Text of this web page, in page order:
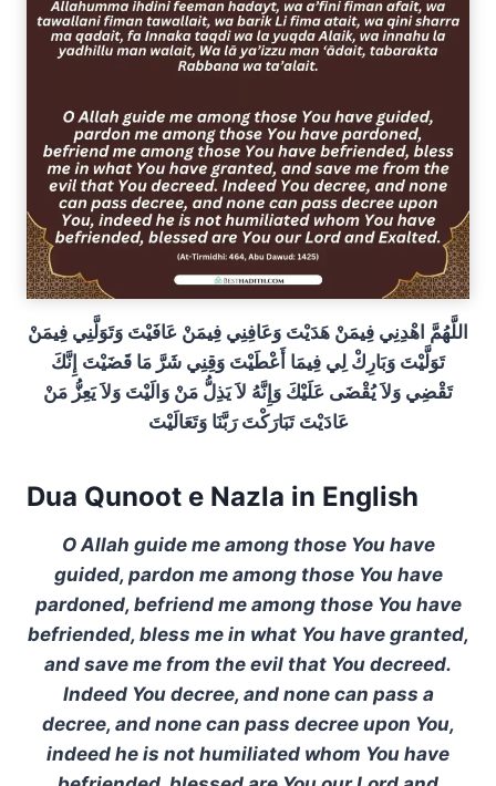
اللَّهُمَّ اهْدِنِي فِيمَنْ هَدَيْتَ وَعَافِنِي فِيمَنْ عَافَيْتَ وَتَوَلَّنِي فِيمَنْ
تَوَلَّيْتَ وَبَارِكْ لِي فِيمَا أَعْطَيْتَ وَقِنِي شَرَّ مَا قَضَيْتَ إِنَّكَ
تَقْضِي وَلاَ يُقْضَى عَلَيْكَ وَإِنَّهُ لاَ يَذِلُّ مَنْ وَالَيْتَ وَلاَ يَعِزُّ مَنْ
عَادَيْتَ تَبَارَكْتَ رَبَّنَا وَتَعَالَيْتَ
Dua Qunoot e Nazla in English
O Allah guide me among those You have
guided, pardon me among those You have
pardoned, befriend me among those You have
befriended, bless me in what You have granted,
and save me from the evil that You decreed.
Indeed You decree, and none can pass a
decree, and none can pass decree upon You,
indeed he is not humiliated whom You have